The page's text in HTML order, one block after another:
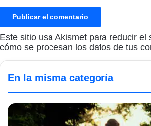
Este sitio usa Akismet para reducir el
cómo se procesan los datos de tus
En la misma categoría